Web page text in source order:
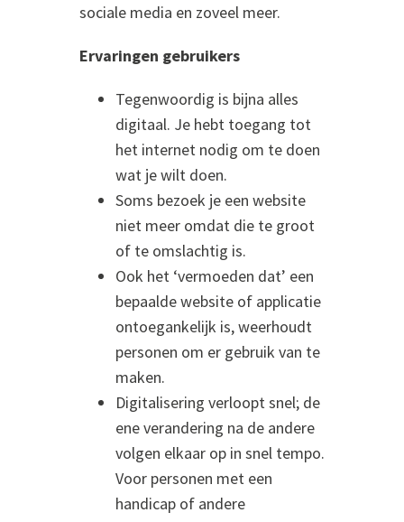
sociale media en zoveel meer.
Ervaringen gebruikers
Tegenwoordig is bijna alles
digitaal. Je hebt toegang tot
het internet nodig om te doen
wat je wilt doen.
Soms bezoek je een website
niet meer omdat die te groot
of te omslachtig is.
Ook het ‘vermoeden dat’ een
bepaalde website of applicatie
ontoegankelijk is, weerhoudt
personen om er gebruik van te
maken.
Digitalisering verloopt snel; de
ene verandering na de andere
volgen elkaar op in snel tempo.
Voor personen met een
handicap of andere